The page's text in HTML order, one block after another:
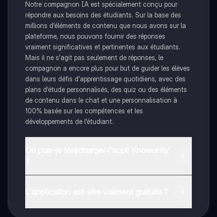
Notre compagnon IA est spécialement conçu pour
répondre aux besoins des étudiants. Sur la base des
millions d'éléments de contenu que nous avons sur la
plateforme, nous pouvons fournir des réponses
vraiment significatives et pertinentes aux étudiants.
Mais il ne s'agit pas seulement de réponses, le
compagnon a encore plus pour but de guider les élèves
dans leurs défis d'apprentissage quotidiens, avec des
plans d'étude personnalisés, des quiz ou des éléments
de contenu dans le chat et une personnalisation à
100% basée sur les compétences et les
développements de l'étudiant.